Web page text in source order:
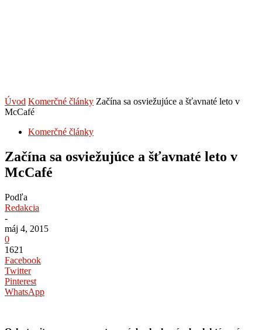
Úvod Komerčné články Začína sa osviežujúce a šťavnaté leto v
McCafé
Komerčné články
Začína sa osviežujúce a šťavnaté leto v
McCafé
Podľa
Redakcia
-
máj 4, 2015
0
1621
Facebook
Twitter
Pinterest
WhatsApp